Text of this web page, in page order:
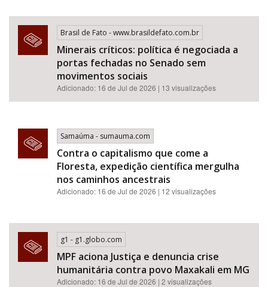
Brasil de Fato - www.brasildefato.com.br
Minerais críticos: política é negociada a
portas fechadas no Senado sem
movimentos sociais
Adicionado: 16 de Jul de 2026 | 13 visualizações
Samaúma - sumauma.com
Contra o capitalismo que come a
Floresta, expedição científica mergulha
nos caminhos ancestrais
Adicionado: 16 de Jul de 2026 | 12 visualizações
g1 - g1.globo.com
MPF aciona Justiça e denuncia crise
humanitária contra povo Maxakali em MG
Adicionado: 16 de Jul de 2026 | 2 visualizações